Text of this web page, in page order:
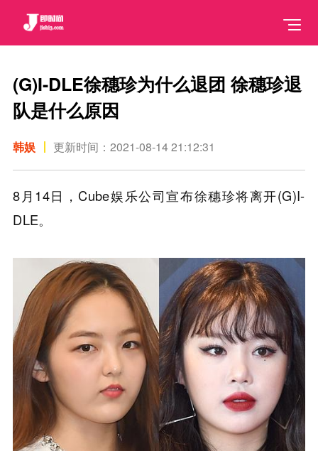
(G)I-DLE徐穗珍为什么退团 徐穗珍退
队是什么原因
韩娱 更新时间：2021-08-14 21:12:31
8月14日，Cube娱乐公司宣布徐穗珍将离开(G)I-
DLE。